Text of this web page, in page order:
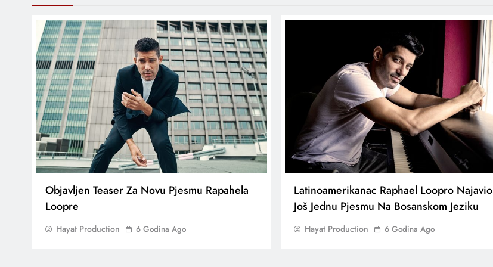
Objavljen Teaser Za Novu Pjesmu Rapahela
Loopre
Hayat Production 6 Godina Ago
Latinoamerikanac Raphael Loopro Najavio
Još Jednu Pjesmu Na Bosanskom Jeziku
Hayat Production 6 Godina Ago